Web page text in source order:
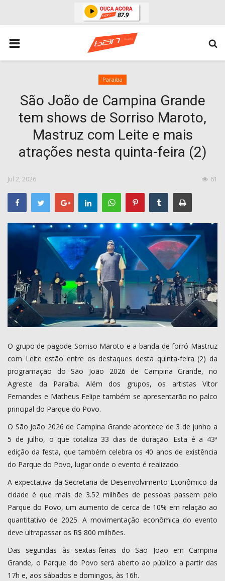
HOME
ESPORTES
POLITICA
ESPERANÇA PB
PARAIBA
ENTRETENIMENTO
MUNDO
BRASIL
COMO ANUNCIAR
PROGRAMAÇÃO
QUEM SOMOS
MUSICA
Paraiba
São João de Campina Grande
tem shows de Sorriso Maroto,
Mastruz com Leite e mais
atrações nesta quinta-feira (2)
Jul 2, 2026 61
O grupo de pagode Sorriso Maroto e a banda de forró Mastruz
com Leite estão entre os destaques desta quinta-feira (2) da
programação do São João 2026 de Campina Grande, no
Agreste da Paraíba. Além dos grupos, os artistas Vitor
Fernandes e Matheus Felipe também se apresentarão no palco
principal do Parque do Povo.
O São João 2026 de Campina Grande acontece de 3 de junho a
5 de julho, o que totaliza 33 dias de duração. Esta é a 43ª
edição da festa, que também celebra os 40 anos de existência
do Parque do Povo, lugar onde o evento é realizado.
A expectativa da Secretaria de Desenvolvimento Econômico da
cidade é que mais de 3.52 milhões de pessoas passem pelo
Parque do Povo, um aumento de cerca de 10% em relação ao
quantitativo de 2025. A movimentação econômica do evento
deve ultrapassar os R$ 800 milhões.
Das segundas às sextas-feiras do São João em Campina
Grande, o Parque do Povo será aberto ao público a partir das
17h e, aos sábados e domingos, às 16h.